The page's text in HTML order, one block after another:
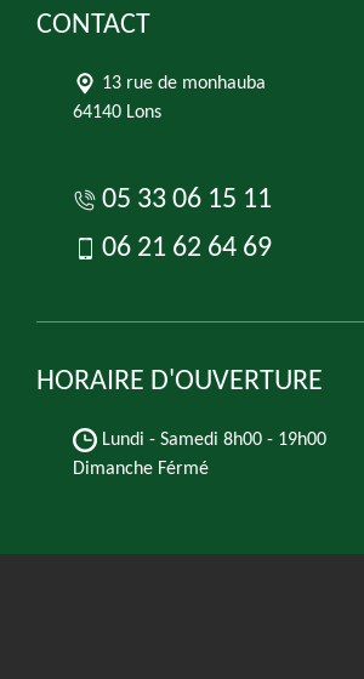
CONTACT
13 rue de monhauba
64140 Lons
05 33 06 15 11
06 21 62 64 69
HORAIRE D'OUVERTURE
Lundi - Samedi 8h00 - 19h00
Dimanche Férmé